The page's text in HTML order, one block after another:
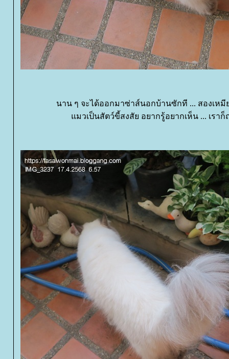
นาน ๆ จะได้ออกมาซ่าส์นอกบ้านซักที ... สองเหมี
มวเป็นสัตว์ขี้สงสัย อยากรู้อยากเห็น ... เราก็